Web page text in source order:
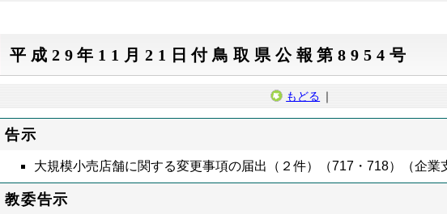
平成29年11月21日付鳥取県公報第8954号
もどる ｜
告示
大規模小売店舗に関する変更事項の届出（２件）（717・718）（企業
教委告示